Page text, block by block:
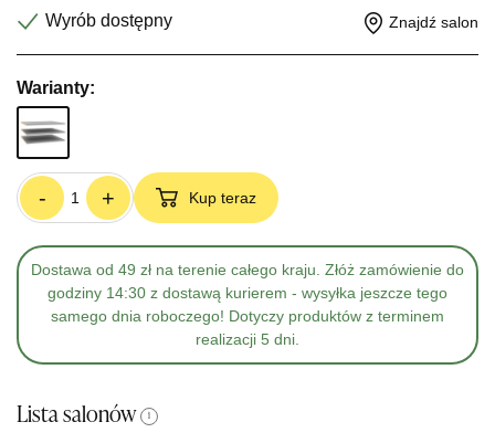
Wyrób dostępny
Znajdź salon
Warianty:
- + Kup teraz
Dostawa od 49 zł na terenie całego kraju. Złóż zamówienie do
godziny 14:30 z dostawą kurierem - wysyłka jeszcze tego
samego dnia roboczego! Dotyczy produktów z terminem
realizacji 5 dni.
Lista salonów i